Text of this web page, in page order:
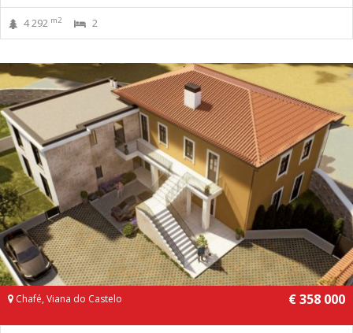
4 292 m2 2
Chafé, Viana do Castelo € 358 000